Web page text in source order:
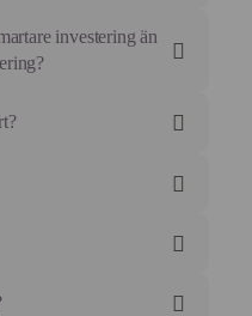
investering än